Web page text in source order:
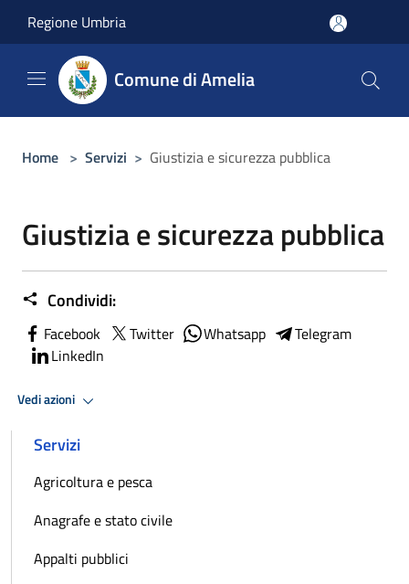
Regione Umbria
Comune di Amelia
Home > Servizi > Giustizia e sicurezza pubblica
Giustizia e sicurezza pubblica
Condividi:
Facebook Twitter Whatsapp
Telegram
LinkedIn
Vedi azioni
Servizi
Agricoltura e pesca
Anagrafe e stato civile
Appalti pubblici